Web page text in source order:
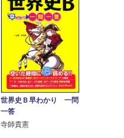
世界史Ｂ早わかり 一問
一答
寺師貴憲